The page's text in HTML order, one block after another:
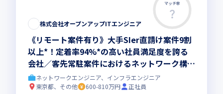
マッチ率
株式会社オープンアップITエンジニア
《リモート案件有り》大手SIer直請け案件9割
以上*！定着率94%*の高い社員満足度を誇る
会社／客先常駐案件におけるネットワーク構築
業務をおまかせします（*2023年7月時点）
ネットワークエンジニア、インフラエンジニア
東京都、その他
600-810万円 正社員